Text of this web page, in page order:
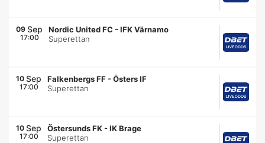
09 Sep
17:00
Nordic United FC -IFK Värnamo
Superettan
10 Sep
17:00
Falkenbergs FF -Östers IF
Superettan
10 Sep
17:00
Östersunds FK -IK Brage
Superettan